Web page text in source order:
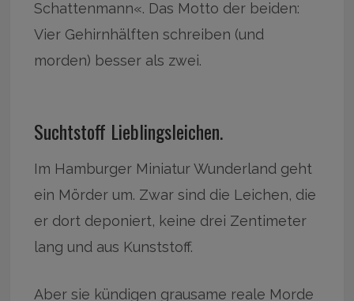
Schattenmann«. Das Motto der beiden:
Vier Gehirnhälften schreiben (und
morden) besser als zwei.
Suchtstoff Lieblingsleichen.
Im Hamburger Miniatur Wunderland geht
ein Mörder um. Zwar sind die Leichen, die
er dort deponiert, keine drei Zentimeter
lang und aus Kunststoff.
Aber sie kündigen grausame reale Morde